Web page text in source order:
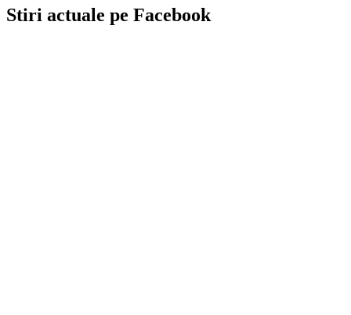
Stiri actuale pe Facebook